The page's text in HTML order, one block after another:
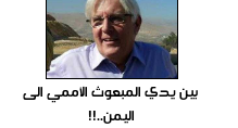
بين يدي المبعوث الأممي الى
اليمن..!!